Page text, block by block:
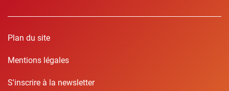
Plan du site
Mentions légales
S'inscrire à la newsletter